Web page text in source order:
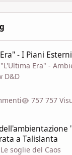
- I Piani Esterni
"L'Ultima Era" -
D&D
757
a Talislanta
Le soglie del Caos